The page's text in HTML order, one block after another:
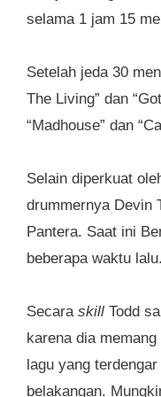
selama 1 jam 15
Setelah jeda 30
The Living” dan
“Madhouse” dan
Selain diperkuat
drummernya Devin
Pantera. Saat ini
beberapa waktu
Secara skill Todd
karena dia
lagu yang
belakangan.